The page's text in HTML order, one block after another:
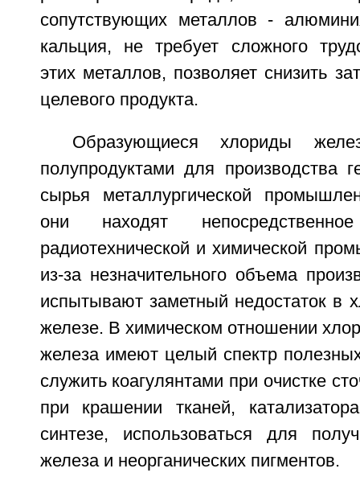
сопутствующих металлов -
кальция, не требует сложного
этих металлов, позволяет снизить
целевого продукта.
Образующиеся хлориды
полупродуктами для производства
сырья металлургической
они находят
радиотехнической и химической
из-за незначительного объема
испытывают заметный недостаток в
железе. В химическом отношении
железа имеют целый спектр
служить коагулянтами при очистке
при крашении тканей,
синтезе, использоваться для
железа и неорганических пигментов.